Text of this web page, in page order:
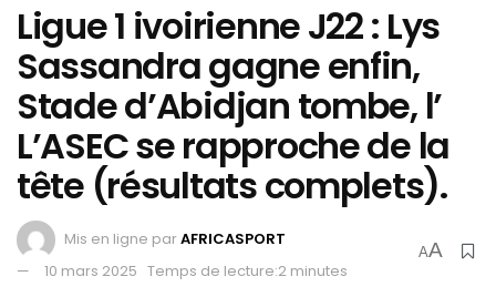
Ligue 1 ivoirienne J22 : Lys
Sassandra gagne enfin,
Stade d’Abidjan tombe, l’
L’ASEC se rapproche de la
tête (résultats complets).
Mis en ligne parAFRICASPORT
10 mars 2025 Temps de lecture:2 minutes
AA